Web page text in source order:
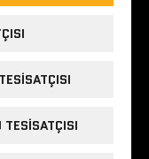
TESISATÇISI